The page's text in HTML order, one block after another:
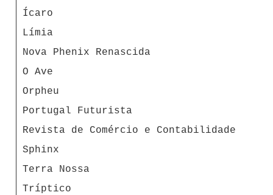
Ícaro
Límia
Nova Phenix Renascida
O Ave
Orpheu
Portugal Futurista
Revista de Comércio e Contabilidade
Sphinx
Terra Nossa
Tríptico